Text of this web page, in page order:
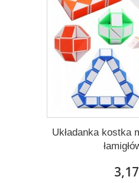
Układanka kostka